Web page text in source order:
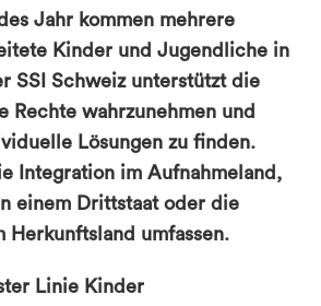
Jahr kommen mehrere
Kinder und Jugendliche in
SSI Schweiz unterstützt die
Rechte wahrzunehmen und
Lösungen zu finden.
Integration im Aufnahmeland,
einem Drittstaat oder die
Herkunftsland umfassen.
Linie Kinder